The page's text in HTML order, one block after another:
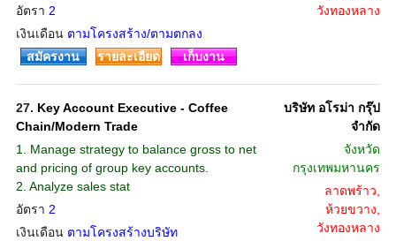
อัตรา 2
เงินเดือน ตามโครงสร้าง/ตามตกลง
วังทองหลาง
สมัครงาน รายละเอียด เก็บงาน
27. Key Account Executive - Coffee
Chain/Modern Trade
1. Manage strategy to balance gross to net
and pricing of group key accounts.
2. Analyze sales stat
อัตรา 2
เงินเดือน ตามโครงสร้างบริษัท
บริษัท อโรม่า กรุ๊ป
จํากัด
จังหวัด
กรุงเทพมหานคร
ลาดพร้าว,
ห้วยขวาง,
วังทองหลาง